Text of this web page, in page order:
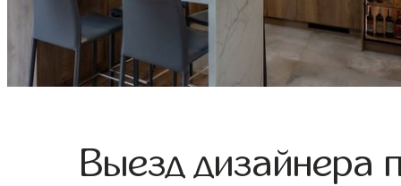
Выезд дизайнера